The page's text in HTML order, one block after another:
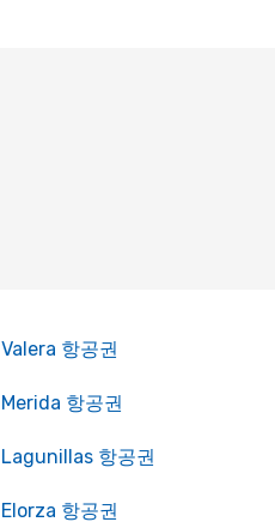
Valera 항공권
Merida 항공권
Lagunillas 항공권
Elorza 항공권